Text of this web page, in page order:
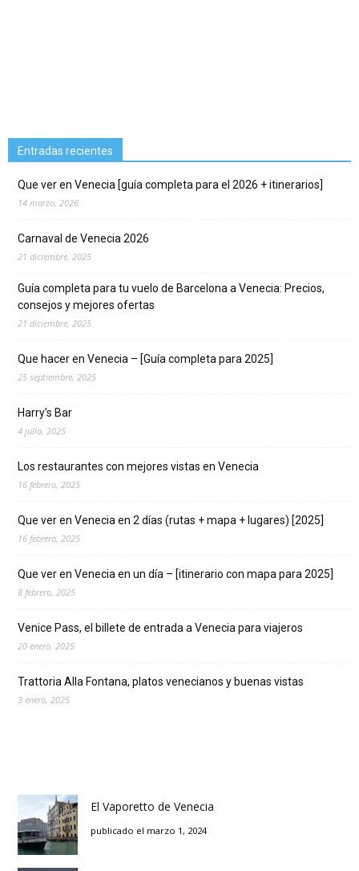
Entradas recientes
Que ver en Venecia [guía completa para el 2026 + itinerarios]
14 marzo, 2026
Carnaval de Venecia 2026
21 diciembre, 2025
Guía completa para tu vuelo de Barcelona a Venecia: Precios,
consejos y mejores ofertas
21 diciembre, 2025
Que hacer en Venecia – [Guía completa para 2025]
25 septiembre, 2025
Harry’s Bar
4 julio, 2025
Los restaurantes con mejores vistas en Venecia
16 febrero, 2025
Que ver en Venecia en 2 días (rutas + mapa + lugares) [2025]
16 febrero, 2025
Que ver en Venecia en un día – [itinerario con mapa para 2025]
8 febrero, 2025
Venice Pass, el billete de entrada a Venecia para viajeros
20 enero, 2025
Trattoria Alla Fontana, platos venecianos y buenas vistas
3 enero, 2025
El Vaporetto de Venecia
publicado el marzo 1, 2024